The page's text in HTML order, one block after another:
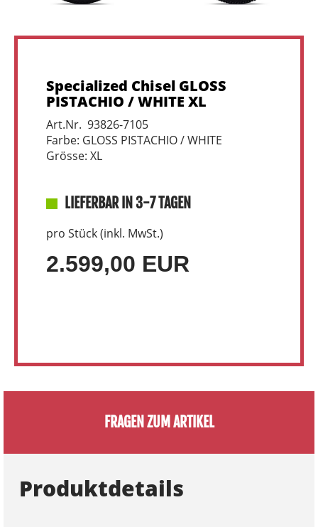
Specialized Chisel GLOSS
PISTACHIO / WHITE XL
Art.Nr. 93826-7105
Farbe: GLOSS PISTACHIO / WHITE
Grösse: XL
LIEFERBAR IN 3-7 TAGEN
pro Stück (inkl. MwSt.)
2.599,00 EUR
FRAGEN ZUM ARTIKEL
Produktdetails